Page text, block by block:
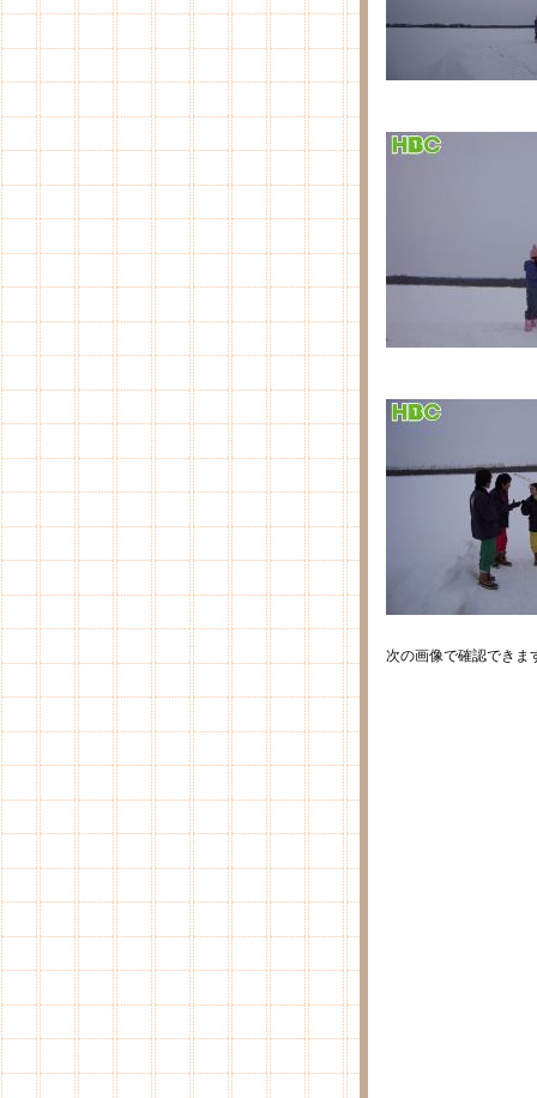
次の画像で確認できま